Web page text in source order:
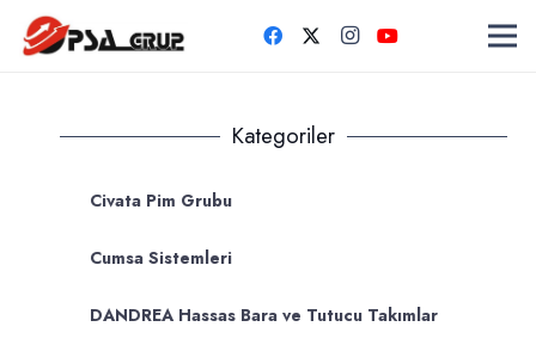
Kategoriler
Civata Pim Grubu
Cumsa Sistemleri
DANDREA Hassas Bara ve Tutucu Takımlar